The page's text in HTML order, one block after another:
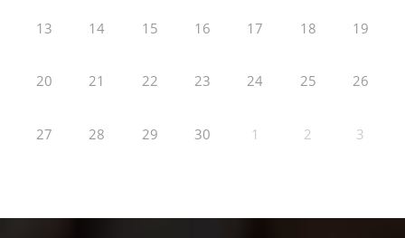
13 14 15 16 17 18 19
20 21 22 23 24 25 26
27 28 29 30 1 2 3